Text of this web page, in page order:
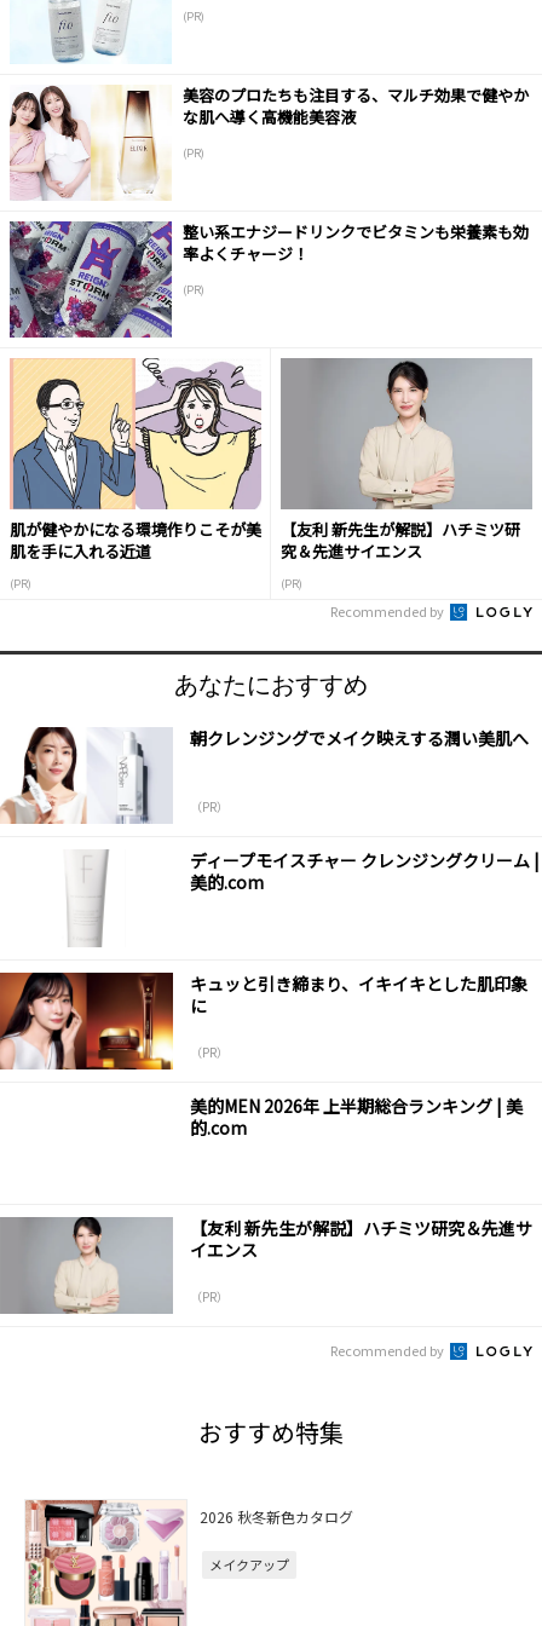
(PR)
美容のプロたちも注目する、マルチ効果で健やか
な肌へ導く高機能美容液
(PR)
整い系エナジードリンクでビタミンも栄養素も効
率よくチャージ！
(PR)
肌が健やかになる環境作りこそが美
肌を手に入れる近道
(PR)
【友利 新先生が解説】ハチミツ研
究＆先進サイエンス
(PR)
Recommended by
あなたにおすすめ
朝クレンジングでメイク映えする潤い美肌へ
（PR）
ディープモイスチャー クレンジングクリーム |
美的.com
キュッと引き締まり、イキイキとした肌印象
に
（PR）
美的MEN 2026年 上半期総合ランキング | 美
的.com
【友利 新先生が解説】ハチミツ研究＆先進サ
イエンス
（PR）
Recommended by
おすすめ特集
2026 秋冬新色カタログ
メイクアップ